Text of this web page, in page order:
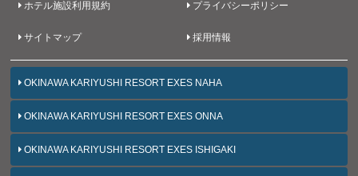
ホテル施設利用規約 プライバシーポリシー
サイトマップ 採用情報
OKINAWA KARIYUSHI RESORT EXES NAHA
OKINAWA KARIYUSHI RESORT EXES ONNA
OKINAWA KARIYUSHI RESORT EXES ISHIGAKI